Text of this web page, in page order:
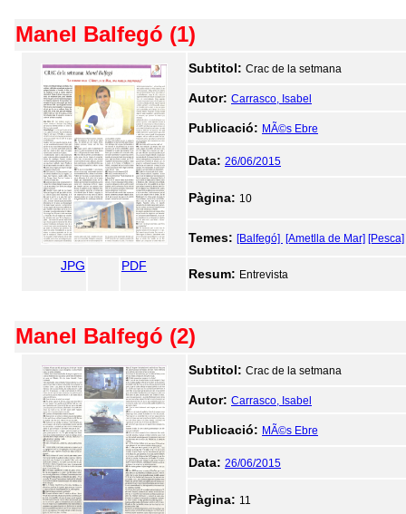
Manel Balfegó (1)
Subtitol: Crac de la setmana
Autor: Carrasco, Isabel
Publicació: MÃ©s Ebre
Data: 26/06/2015
Pàgina: 10
Temes: [Balfegó] [Ametlla de Mar] [Pesca]
JPG PDF
Resum: Entrevista
Manel Balfegó (2)
Subtitol: Crac de la setmana
Autor: Carrasco, Isabel
Publicació: MÃ©s Ebre
Data: 26/06/2015
Pàgina: 11